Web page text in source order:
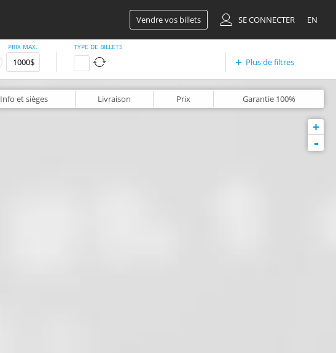
Vendre vos billets SE CONNECTER EN
PRIX MAX. TYPE DE BILLETS
Plus de filtres
Info et sièges Livraison Prix Garantie 100%
+
-